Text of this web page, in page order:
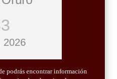
2026
podrás encontrar información